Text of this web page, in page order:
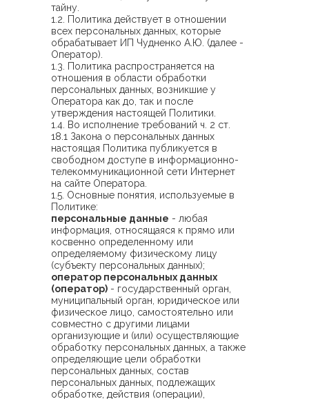
тайну.
1.2. Политика действует в отношении
всех персональных данных, которые
обрабатывает ИП Чудненко А.Ю. (далее -
Оператор).
1.3. Политика распространяется на
отношения в области обработки
персональных данных, возникшие у
Оператора как до, так и после
утверждения настоящей Политики.
1.4. Во исполнение требований ч. 2 ст.
18.1 Закона о персональных данных
настоящая Политика публикуется в
свободном доступе в информационно-
телекоммуникационной сети Интернет
на сайте Оператора.
1.5. Основные понятия, используемые в
Политике:
персональные данные - любая
информация, относящаяся к прямо или
косвенно определенному или
определяемому физическому лицу
(субъекту персональных данных);
оператор персональных данных
(оператор) - государственный орган,
муниципальный орган, юридическое или
физическое лицо, самостоятельно или
совместно с другими лицами
организующие и (или) осуществляющие
обработку персональных данных, а также
определяющие цели обработки
персональных данных, состав
персональных данных, подлежащих
обработке, действия (операции),